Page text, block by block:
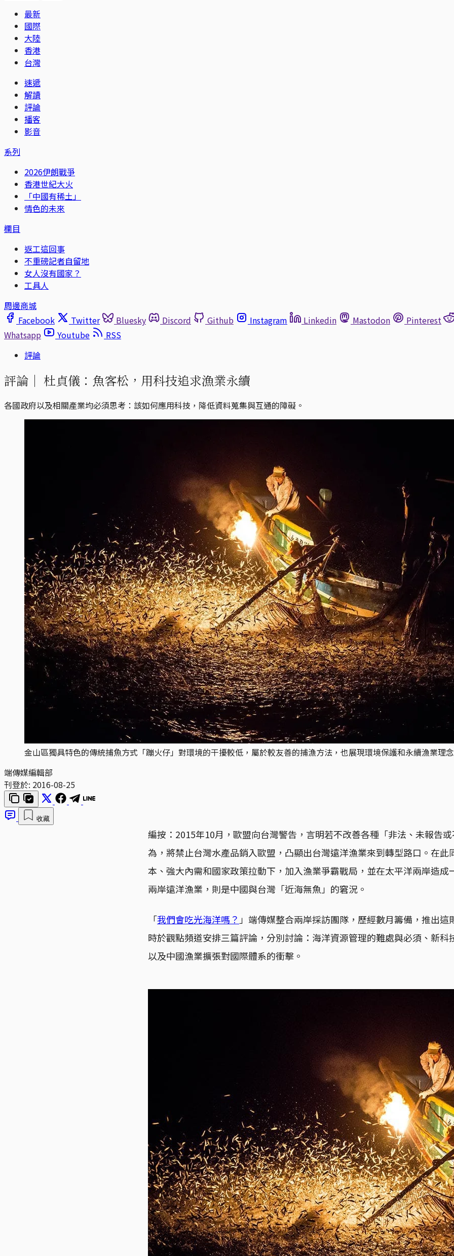
最新
國際
大陸
香港
台灣
速遞
解讀
評論
播客
影音
系列
2026伊朗戰爭
香港世紀大火
「中國有稀土」
情色的未來
欄目
返工這回事
不重磅記者自留地
女人沒有國家？
工具人
周邊商城
Facebook
Twitter Bluesky Discord Github Instagram Linkedin Mastodon
Pinterest
Whatsapp
Youtube
RSS
評論
評論｜ 杜貞儀：魚客松，用科技追求漁業永續
各國政府以及相關產業均必須思考：該如何應用科技，降低資料蒐集與互通的障礙。
金山區獨具特色的傳統捕魚方式「蹦火仔」對環境的干擾較低，屬於較友善的捕漁方法，也展現環境保護和永續漁業理
端傳媒編輯部
刊登於: 2016-08-25
收藏
編按：2015年10月，歐盟向台灣警告，言明若不改善各種「非法、未報告
為，將禁止台灣水產品銷入歐盟，凸顯出台灣遠洋漁業來到轉型路口。在此
本、強大內需和國家政策拉動下，加入漁業爭霸戰局，並在太平洋兩岸造成
兩岸遠洋漁業，則是中國與台灣「近海無魚」的窘況。
「我們會吃光海洋嗎？ 」端傳媒整合兩岸採訪團隊，歷經數月籌備，推出這
時於觀點頻道安排三篇評論，分別討論：海洋資源管理的難處與必須、新科
以及中國漁業擴張對國際體系的衝擊。